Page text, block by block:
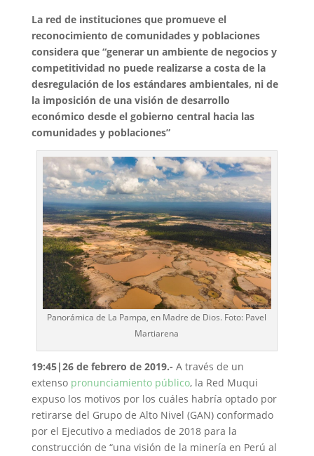
La red de instituciones que promueve el
reconocimiento de comunidades y poblaciones
considera que “generar un ambiente de negocios y
competitividad no puede realizarse a costa de la
desregulación de los estándares ambientales, ni de
la imposición de una visión de desarrollo
económico desde el gobierno central hacia las
comunidades y poblaciones”
Panorámica de La Pampa, en Madre de Dios. Foto: Pavel
Martiarena
19:45|26 de febrero de 2019.- A través de un
extenso pronunciamiento público, la Red Muqui
expuso los motivos por los cuáles habría optado por
retirarse del Grupo de Alto Nivel (GAN) conformado
por el Ejecutivo a mediados de 2018 para la
construcción de “una visión de la minería en Perú al